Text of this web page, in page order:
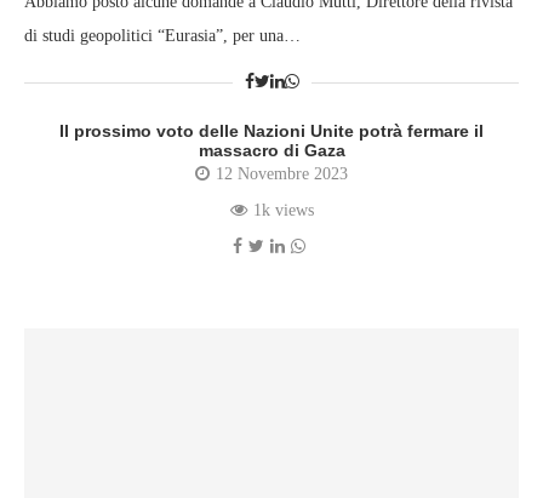
di studi geopolitici “Eurasia”, per una…
Il prossimo voto delle Nazioni Unite potrà fermare il
massacro di Gaza
12 Novembre 2023
1k views